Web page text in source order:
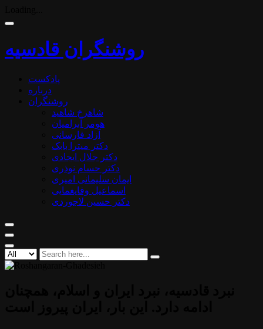
روشنگران قادسیه
پادکست
درباره
روشنگران
شاهرخ شاهید
هومر آبرامیان
آزاد فارسانی
دکتر میترا بابک
دکتر جلال ایجادی
دکتر حسام نوذری
ایمان سلیمانی امیری
اسماعیل وفایغمایی
دکتر حسین لاجوردی